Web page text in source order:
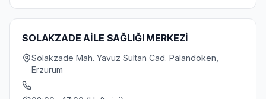
SOLAKZADE AİLE SAĞLIĞI MERKEZİ
Solakzade Mah. Yavuz Sultan Cad. Palandoken,
Erzurum